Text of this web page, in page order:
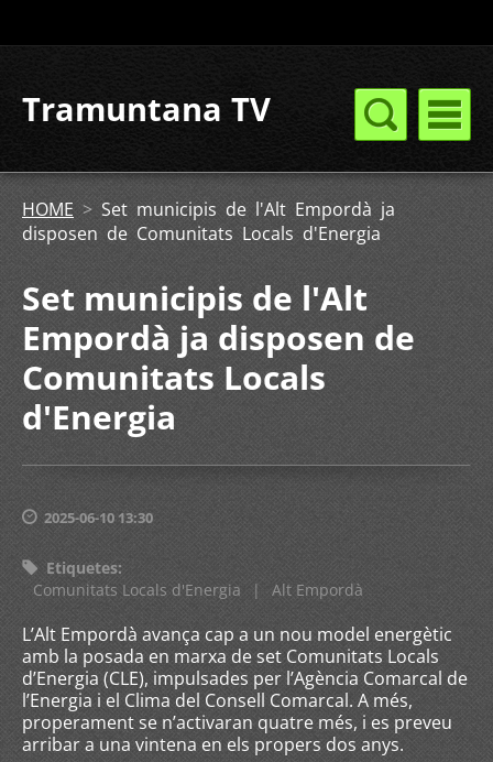
Tramuntana TV
HOME > Set municipis de l'Alt Empordà ja
disposen de Comunitats Locals d'Energia
Set municipis de l'Alt
Empordà ja disposen de
Comunitats Locals
d'Energia
2025-06-10 13:30
Etiquetes:
Comunitats Locals d'Energia
| Alt Empordà
L’Alt Empordà avança cap a un nou model energètic
amb la posada en marxa de set Comunitats Locals
d’Energia (CLE), impulsades per l’Agència Comarcal de
l’Energia i el Clima del Consell Comarcal. A més,
properament se n’activaran quatre més, i es preveu
arribar a una vintena en els propers dos anys.